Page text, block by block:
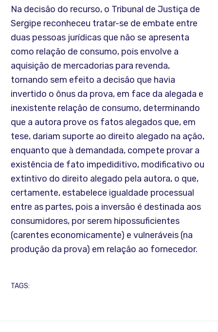
Na decisão do recurso, o Tribunal de Justiça de
Sergipe reconheceu tratar-se de embate entre
duas pessoas jurídicas que não se apresenta
como relação de consumo, pois envolve a
aquisição de mercadorias para revenda,
tornando sem efeito a decisão que havia
invertido o ônus da prova, em face da alegada e
inexistente relação de consumo, determinando
que a autora prove os fatos alegados que, em
tese, dariam suporte ao direito alegado na ação,
enquanto que à demandada, compete provar a
existência de fato impediditivo, modificativo ou
extintivo do direito alegado pela autora, o que,
certamente, estabelece igualdade processual
entre as partes, pois a inversão é destinada aos
consumidores, por serem hipossuficientes
(carentes economicamente) e vulneráveis (na
produção da prova) em relação ao fornecedor.
TAGS: